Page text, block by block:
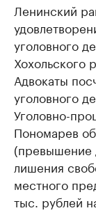
Делитесь
Управляйте
бренды спикеров
Ленинский
уголовного
Хохольского
Адвокаты
уголовного
Уголовно-
Пономарев
(превышение
лишения
местного
тыс. рублей